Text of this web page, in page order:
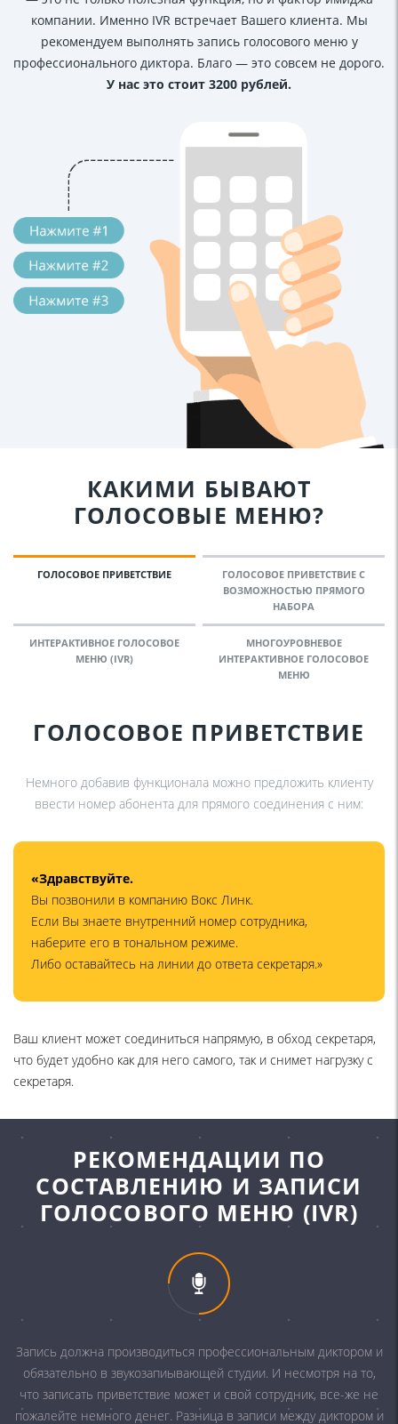
компании. Именно IVR встречает Вашего клиента. Мы
рекомендуем выполнять запись голосового меню у
профессионального диктора. Благо — это совсем не дорого.
У нас это стоит 3200 рублей.
КАКИМИ БЫВАЮТ
ГОЛОСОВЫЕ МЕНЮ?
ГОЛОСОВОЕ ПРИВЕТСТВИЕ
ГОЛОСОВОЕ ПРИВЕТСТВИЕ С
ВОЗМОЖНОСТЬЮ ПРЯМОГО
НАБОРА
ИНТЕРАКТИВНОЕ ГОЛОСОВОЕ
МЕНЮ (IVR)
МНОГОУРОВНЕВОЕ
ИНТЕРАКТИВНОЕ ГОЛОСОВОЕ
МЕНЮ
ГОЛОСОВОЕ ПРИВЕТСТВИЕ
Немного добавив функционала можно предложить клиенту
ввести номер абонента для прямого соединения с ним:
«Здравствуйте.
Вы позвонили в компанию Вокс Линк.
Если Вы знаете внутренний номер сотрудника,
наберите его в тональном режиме.
Либо оставайтесь на линии до ответа секретаря.»
Ваш клиент может соединиться напрямую, в обход секретаря,
что будет удобно как для него самого, так и снимет нагрузку с
секретаря.
РЕКОМЕНДАЦИИ ПО
СОСТАВЛЕНИЮ И ЗАПИСИ
ГОЛОСОВОГО МЕНЮ (IVR)
Запись должна производиться профессиональным диктором и
обязательно в звукозапиывающей студии. И несмотря на то,
что записать приветствие может и свой сотрудник, все-же не
пожалейте немного денег. Разница в записи между диктором и